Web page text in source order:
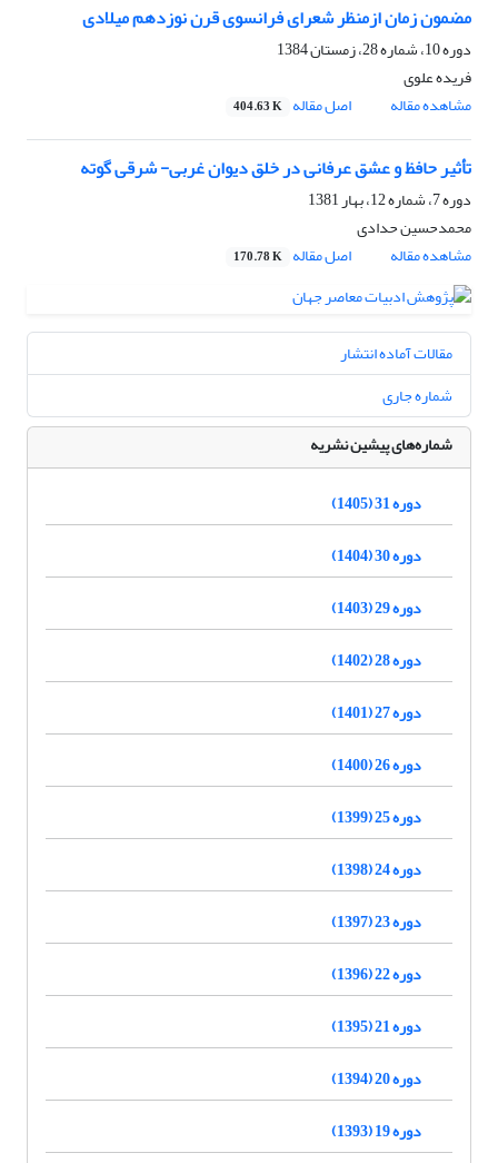
مضمون زمان ازمنظر شعرای فرانسوی قرن نوزدهم میلادی
دوره 10، شماره 28، زمستان 1384
فریده علوی
مشاهده مقاله
اصل مقاله 404.63 K
تأثیر حافظ و عشق عرفانی در خلق دیوان غربی- شرقی گوته
دوره 7، شماره 12، بهار 1381
محمدحسین حدادی
مشاهده مقاله
اصل مقاله 170.78 K
مقالات آماده انتشار
شماره جاری
شماره‌های پیشین نشریه
دوره 31 (1405)
دوره 30 (1404)
دوره 29 (1403)
دوره 28 (1402)
دوره 27 (1401)
دوره 26 (1400)
دوره 25 (1399)
دوره 24 (1398)
دوره 23 (1397)
دوره 22 (1396)
دوره 21 (1395)
دوره 20 (1394)
دوره 19 (1393)